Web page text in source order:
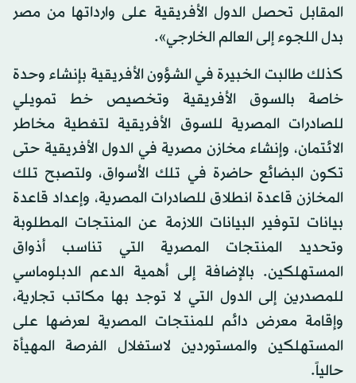
المقابل تحصل الدول الأفريقية على وارداتها من مصر
بدل اللجوء إلى العالم الخارجي».
كذلك طالبت الخبيرة في الشؤون الأفريقية بإنشاء وحدة
خاصة بالسوق الأفريقية وتخصيص خط تمويلي
للصادرات المصرية للسوق الأفريقية لتغطية مخاطر
الائتمان، وإنشاء مخازن مصرية في الدول الأفريقية حتى
تكون البضائع حاضرة في تلك الأسواق، ولتصبح تلك
المخازن قاعدة انطلاق للصادرات المصرية، وإعداد قاعدة
بيانات لتوفير البيانات اللازمة عن المنتجات المطلوبة
وتحديد المنتجات المصرية التي تناسب أذواق
المستهلكين. بالإضافة إلى أهمية الدعم الدبلوماسي
للمصدرين إلى الدول التي لا توجد بها مكاتب تجارية،
وإقامة معرض دائم للمنتجات المصرية لعرضها على
المستهلكين والمستوردين لاستغلال الفرصة المهيأة
حالياً.